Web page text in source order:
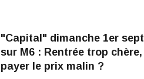
"Capital" dimanche 1er
sur M6 : Rentrée trop
payer le prix malin ?